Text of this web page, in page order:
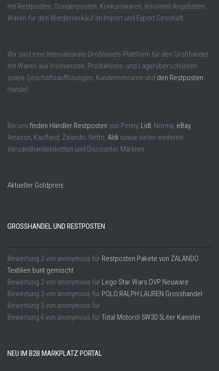
mit Restposten, Sonderposten, Konkurswaren, Insolvent-Angeboten,
Waren für den Wiederverkauf im Import und Export Geschäft.
Wir sind eine Internationale Großhanels-Plattform für den Großhandel
mit Waren aus Insolvenzen, Produktions- und Lagerüberschüssen
sowie Geschäftsauflösungen, Kundenretouren und den Restposten
Handel.
Bei uns finden Händler Restposten von Penny, Lidl, Norma, eBay,
Amazon, Kaufland, Zalando, Netto, Aldi sowie vielen weiteren
Versandhandelsketten und Discounter Märkten.
Aktueller Goldpreis
GROSSHANDEL UND RESTPOSTEN
Bewertung 3von anonymous für Restposten Pakete von ZALANDO
Textilien bunt gemischt
Bewertung 2von anonymous für Lego Star Wars OVP Neuware
Bewertung 3von anonymous für POLO RALPH LAUREN Grosshandel
Bewertung 3von anonymous für
Bewertung 4 von anonymous für Total Motoröl 5W30 5Liter Kanister
NEU IM B2B MARKPLATZ PORTAL